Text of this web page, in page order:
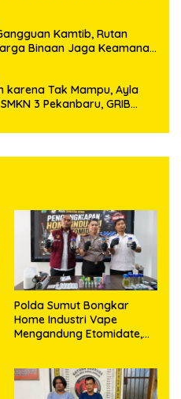
Kamtib, Rutan
Binaan Jaga Keamanan
karena Tak Mampu, Ayla
3 Pekanbaru, GRIB
Polda Sumut Bongkar
Home Industri Vape
Mengandung Etomidate,